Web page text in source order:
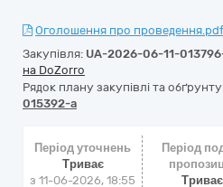
Оголошення про проведення.pdf
Закупівля: UA-2026-06-11-
на DoZorro
Рядок плану закупівлі та
015392-a
Період уточнень
Триває
з 11-06-2026, 18:55
Період
Триває